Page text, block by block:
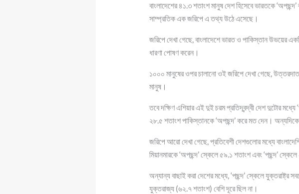
বাংলাদেশের ৪১.৩ শতাংশ মানুষ দেশ হিসেবে ভারতকে
সাম্প্রতিক এক জরিপে এ তথ্য উঠে এসেছে।
জরিপে দেখা গেছে, বাংলাদেশে ভারত ও পাকিস্তান উভয়ের
ধারণা পোষণ করেন।
১০০০ মানুষের ওপর চালানো ওই জরিপে দেখা গেছে,
মানুষ।
তবে দক্ষিণ এশিয়ার এই দুই চরম প্রতিদ্বন্দ্বী দেশ দুটোর
২৮.৫ শতাংশ পাকিস্তানকে ‘অপছন্দ’ করে মত দেন।
জরিপে আরো দেখা গেছে, প্রতিবেশী দেশগুলোর মধ্যে
মিয়ানমারকে ‘অপছন্দ’ স্কেলে ৫৯.১ শতাংশ এবং ‘পছন্দ’
অন্যান্য বাছাই করা দেশের মধ্যে, ‘পছন্দ’ স্কেলে
যুক্তরাজ্য (৬২.৭ শতাংশ) বেশি দূরে ছিল না।